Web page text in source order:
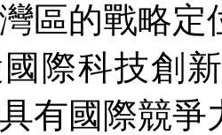
區的戰略
際科技創
有國際競